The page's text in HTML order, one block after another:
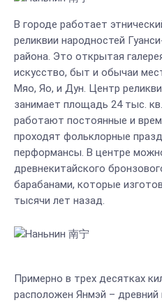
В городе работает
реликвии народностей
района. Это открытая
искусство, быт и обычаи
Мяо, Яо, и Дун. Центр
занимает площадь 24 тыс.
работают постоянные и
проходят фольклорные
перформансы. В центре
древнекитайского
барабанами, которые
тысячи лет назад.
Примерно в трех десятках
расположен Янмэй – древний